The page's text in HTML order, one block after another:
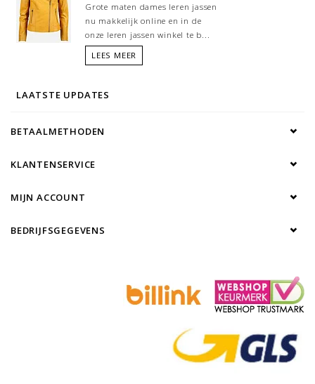
Grote maten dames leren jassen
nu makkelijk online en in de
onze leren jassen winkel te b...
LEES MEER
LAATSTE UPDATES
BETAALMETHODEN
KLANTENSERVICE
MIJN ACCOUNT
BEDRIJFSGEGEVENS